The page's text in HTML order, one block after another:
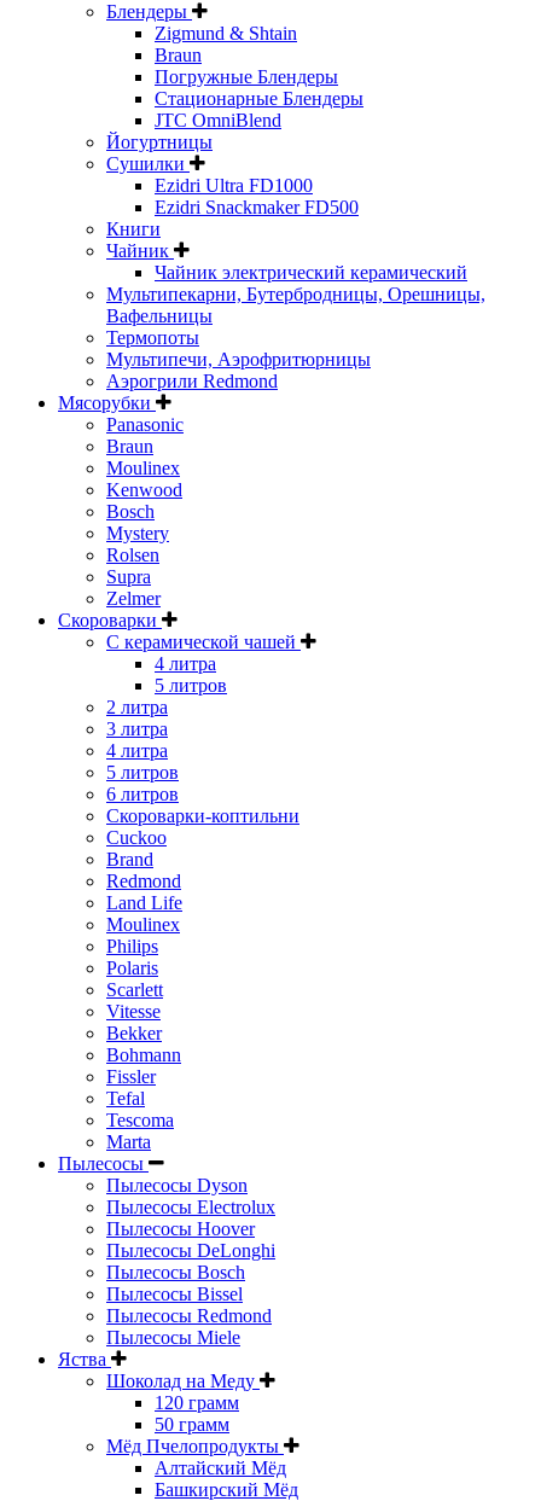
Блендеры
Zigmund & Shtain
Braun
Погружные Блендеры
Стационарные Блендеры
JTC OmniBlend
Йогуртницы
Сушилки
Ezidri Ultra FD1000
Ezidri Snackmaker FD500
Книги
Чайник
Чайник электрический керамический
Мультипекарни, Бутербродницы, Орешницы,
Вафельницы
Термопоты
Мультипечи, Аэрофритюрницы
Аэрогрили Redmond
Мясорубки
Panasonic
Braun
Moulinex
Kenwood
Bosch
Mystery
Rolsen
Supra
Zelmer
Скороварки
С керамической чашей
4 литра
5 литров
2 литра
3 литра
4 литра
5 литров
6 литров
Скороварки-коптильни
Cuckoo
Brand
Redmond
Land Life
Moulinex
Philips
Polaris
Scarlett
Vitesse
Bekker
Bohmann
Fissler
Tefal
Tescoma
Marta
Пылесосы
Пылесосы Dyson
Пылесосы Electrolux
Пылесосы Hoover
Пылесосы DeLonghi
Пылесосы Bosch
Пылесосы Bissel
Пылесосы Redmond
Пылесосы Miele
Яства
Шоколад на Меду
120 грамм
50 грамм
Мёд Пчелопродукты
Алтайский Мёд
Башкирский Мёд